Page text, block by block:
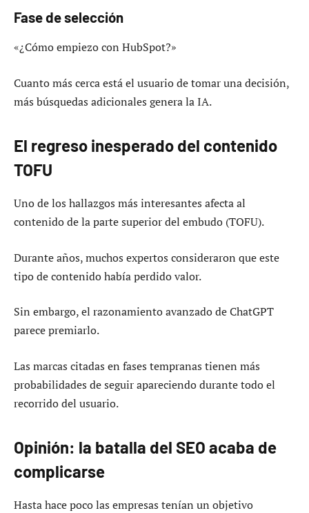
Fase de selección
«¿Cómo empiezo con HubSpot?»
Cuanto más cerca está el usuario de tomar una decisión,
más búsquedas adicionales genera la IA.
El regreso inesperado del contenido
TOFU
Uno de los hallazgos más interesantes afecta al
contenido de la parte superior del embudo (TOFU).
Durante años, muchos expertos consideraron que este
tipo de contenido había perdido valor.
Sin embargo, el razonamiento avanzado de ChatGPT
parece premiarlo.
Las marcas citadas en fases tempranas tienen más
probabilidades de seguir apareciendo durante todo el
recorrido del usuario.
Opinión: la batalla del SEO acaba de
complicarse
Hasta hace poco las empresas tenían un objetivo